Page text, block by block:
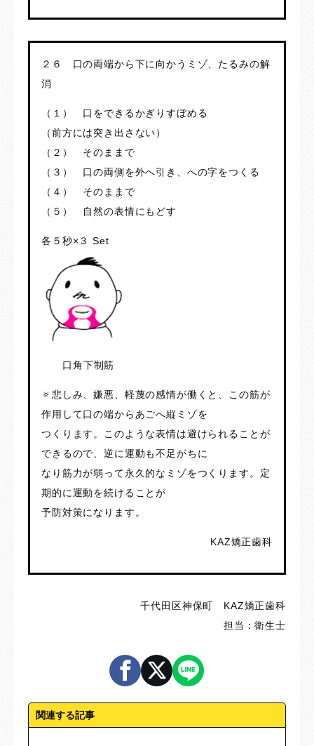
２６ 口の両端から下に向かうミゾ、たるみの解
消
（１） 口をできるかぎりすぼめる
（前方には突き出さない）
（２） そのままで
（３） 口の両側を外へ引き、への字をつくる
（４） そのままで
（５） 自然の表情にもどす
各５秒×３ Set
口角下制筋
🔅悲しみ、嫌悪、軽蔑の感情が働くと、この筋が
作用して口の端からあごへ縦ミゾを
つくります。このような表情は避けられることが
できるので、逆に運動も不足がちに
なり筋力が弱って永久的なミゾをつくります。定
期的に運動を続けることが
予防対策になります。
KAZ矯正歯科
千代田区神保町 KAZ矯正歯科
担当：衛生士
関連する記事